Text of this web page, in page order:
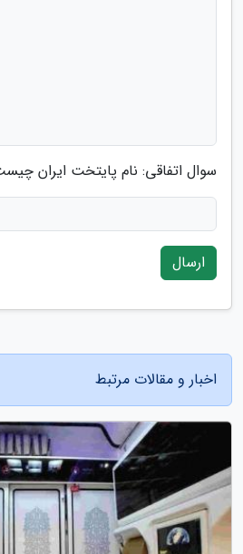
سوال اتفاقی: نام پایتخت ایران
ارسال
اخبار و مقالات مرتبط